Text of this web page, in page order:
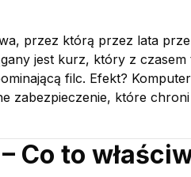
przez którą przez lata
jest kurz, który z
filc. Efekt?
zabezpieczenie, które
Co to